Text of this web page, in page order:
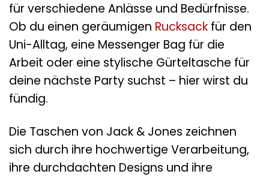
für verschiedene Anlässe und Bedürfnisse.
Ob du einen geräumigen Rucksack für den
Uni-Alltag, eine Messenger Bag für die
Arbeit oder eine stylische Gürteltasche für
deine nächste Party suchst – hier wirst du
fündig.
Die Taschen von Jack & Jones zeichnen
sich durch ihre hochwertige Verarbeitung,
ihre durchdachten Designs und ihre